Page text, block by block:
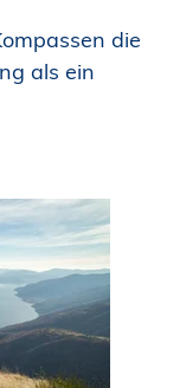
die
als ein